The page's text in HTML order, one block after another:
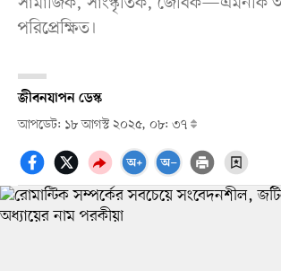
পরিপ্রেক্ষিত।
জীবনযাপন ডেস্ক
আপডেট: ১৮ আগস্ট ২০২৫, ০৮: ৩৭